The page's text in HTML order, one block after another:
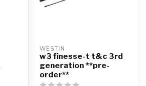
WESTIN
w3 finesse-t t&c 3rd
generation **pre-
order**